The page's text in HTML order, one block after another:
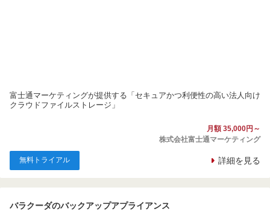
富士通マーケティングが提供する「セキュアかつ利便性の高い法人向け
クラウドファイルストレージ」
月額 35,000円～
株式会社富士通マーケティング
無料トライアル 詳細を見る
バラクーダのバックアップアプライアンス